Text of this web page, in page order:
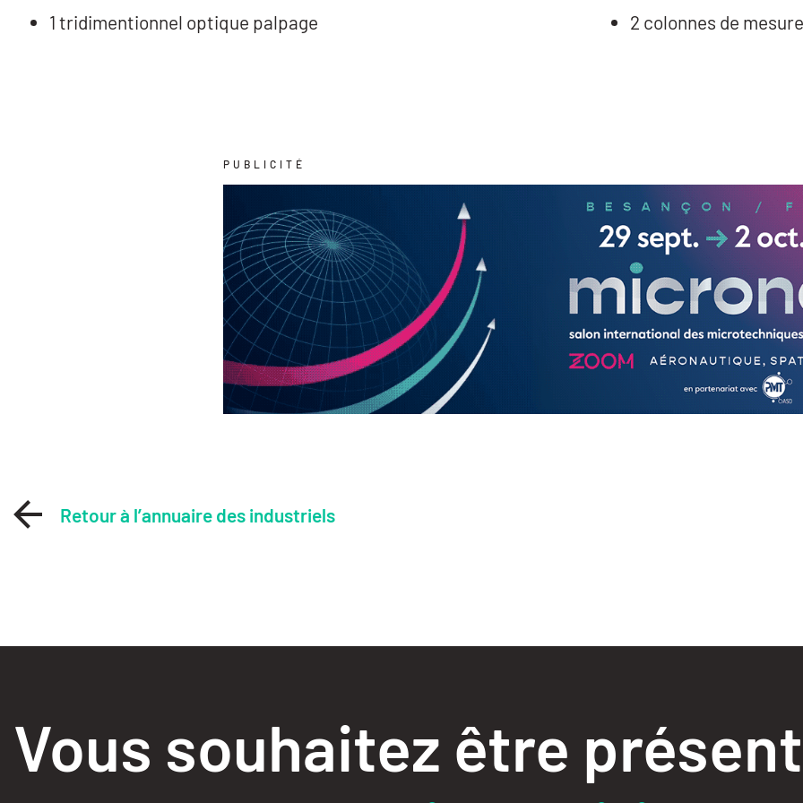
1 tridimentionnel optique palpage 2 colonnes de mesure
PUBLICITÉ
Retour à l’annuaire des industriels
Vous souhaitez être présent